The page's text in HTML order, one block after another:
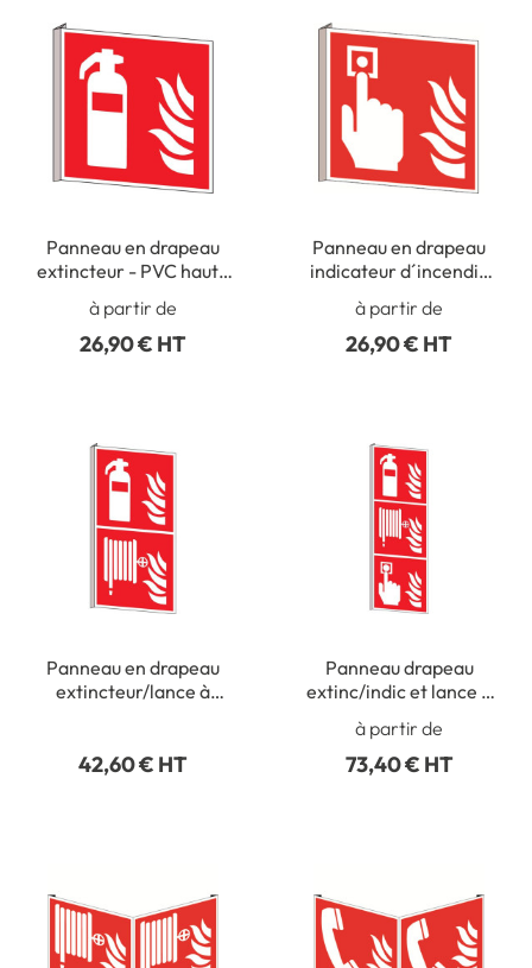
Panneau en drapeau
extincteur - PVC haute
qualité - PIC 2304
à partir de
26,90 € HT
Panneau en drapeau
indicateur d´incendie
PIC 2306
à partir de
26,90 € HT
Panneau en drapeau
extincteur/lance à
42,60 € HT
Panneau drapeau
extinc/indic et lance à
2304/2306/2301
à partir de
73,40 € HT